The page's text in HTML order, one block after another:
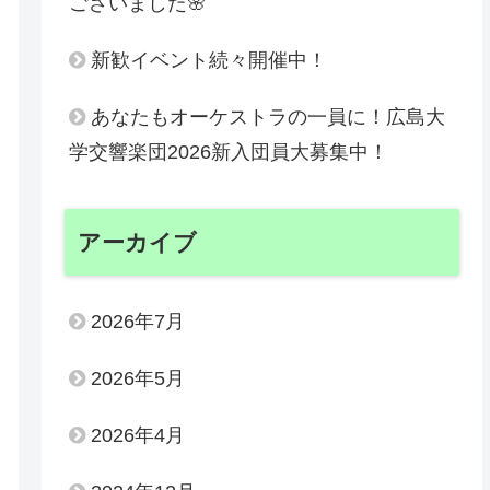
新歓イベント続々開催中！
あなたもオーケストラの一員に！広島大
学交響楽団2026新入団員大募集中！
アーカイブ
2026年7月
2026年5月
2026年4月